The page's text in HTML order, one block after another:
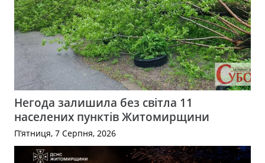
Негода залишила без світла 11
населених пунктів Житомирщини
П’ятниця, 7 Серпня, 2026